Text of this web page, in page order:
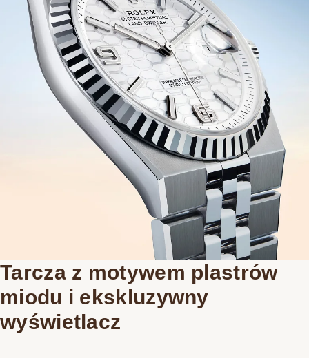
Tarcza z motywem plastrów
miodu i ekskluzywny
wyświetlacz